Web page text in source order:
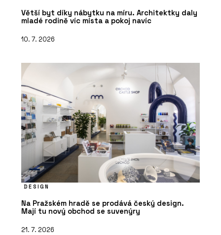
Větší byt díky nábytku na míru. Architektky daly
mladé rodině víc místa a pokoj navíc
10. 7. 2026
DESIGN
Na Pražském hradě se prodává český design.
Mají tu nový obchod se suvenýry
21. 7. 2026